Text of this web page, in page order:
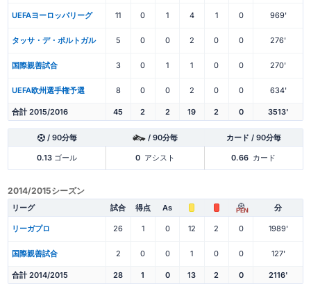
UEFAヨーロッパリーグ 11 0 1 4 1 0 969'
タッサ・デ・ポルトガル 5 0 0 2 0 0 276'
国際親善試合 3 0 1 1 0 0 270'
UEFA欧州選手権予選 8 0 0 2 0 0 634'
合計 2015/2016 45 2 2 19 2 0 3513'
/ 90分毎 / 90分毎 カード / 90分毎
0.13 ゴール 0 アシスト 0.66 カード
2014/2015シーズン
リーグ 試合 得点 As PEN 分
リーガプロ 26 1 0 12 2 0 1989'
国際親善試合 2 0 0 1 0 0 127'
合計 2014/2015 28 1 0 13 2 0 2116'